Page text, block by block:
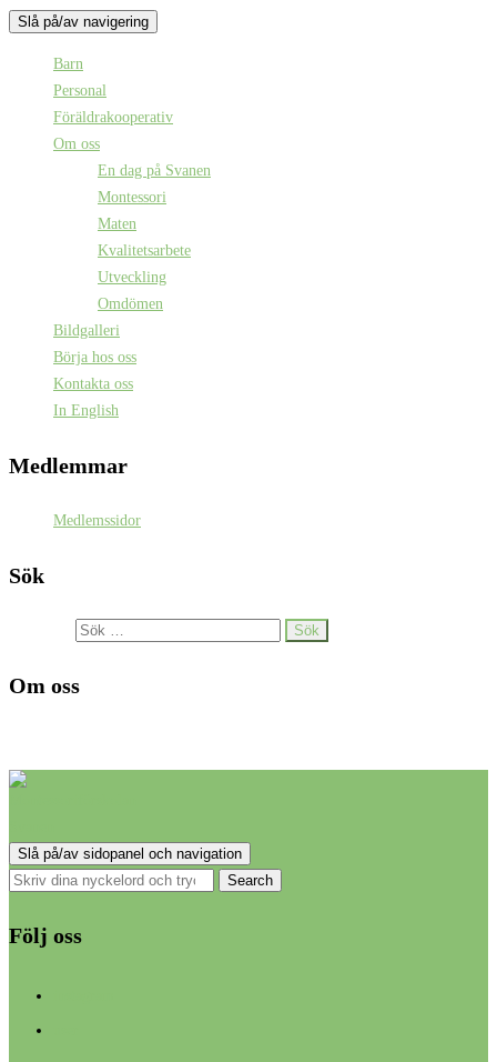
Slå på/av navigering
Barn
Personal
Föräldrakooperativ
Om oss
En dag på Svanen
Montessori
Maten
Kvalitetsarbete
Utveckling
Omdömen
Bildgalleri
Börja hos oss
Kontakta oss
In English
Medlemmar
Medlemssidor
Sök
Om oss
Slå på/av sidopanel och navigation
Följ oss